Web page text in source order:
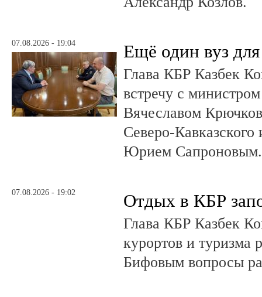
07.08.2026 - 19:04 Ещё один вуз
Глава КБР Казбек
встречу с
Вячеславом
Северо-
Юрием
07.08.2026 - 19:02 Отдых в КБР
Глава КБР Казбек
курортов и туризма
Бифовым вопросы